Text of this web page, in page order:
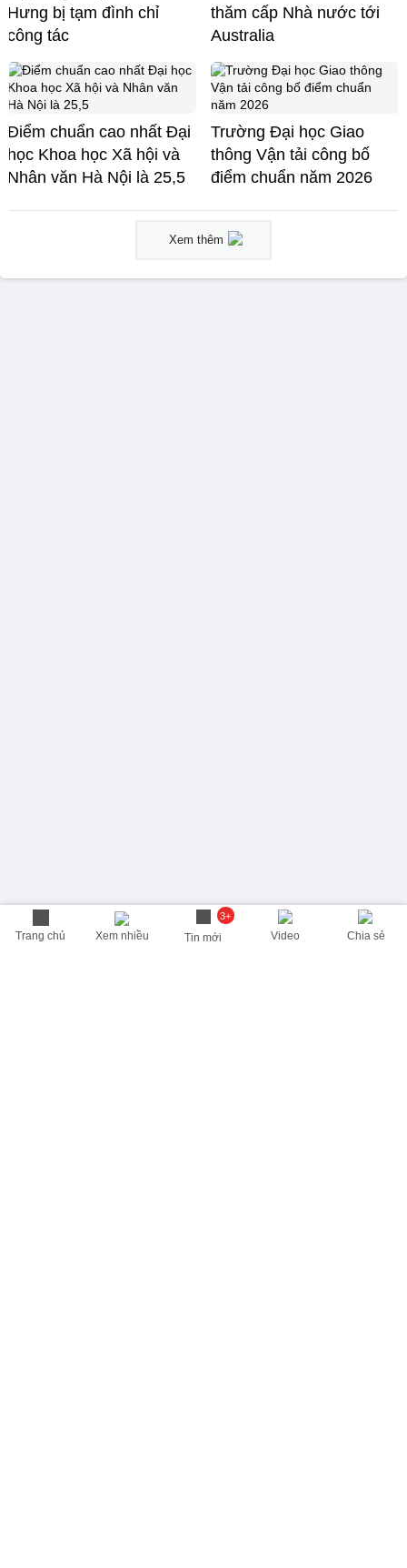
Trang chủ Xem nhiều
3+
Tin mới Video Chia sẻ
Hưng bị tạm đình chỉ
công tác
thăm cấp Nhà nước tới
Australia
Điểm chuẩn cao nhất Đại
học Khoa học Xã hội và
Nhân văn Hà Nội là 25,5
Trường Đại học Giao
thông Vận tải công bố
điểm chuẩn năm 2026
Xem thêm